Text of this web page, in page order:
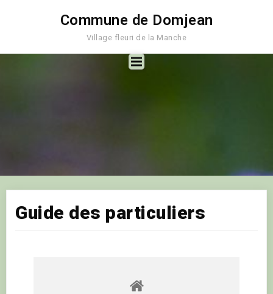
Commune de Domjean
Village fleuri de la Manche
Guide des particuliers